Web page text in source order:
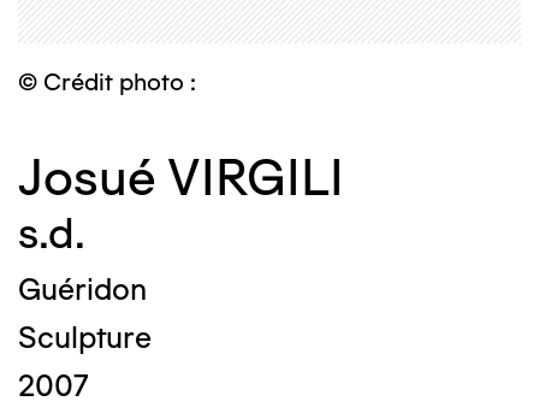
© Crédit photo :
Josué VIRGILI
s.d.
Guéridon
Sculpture
2007